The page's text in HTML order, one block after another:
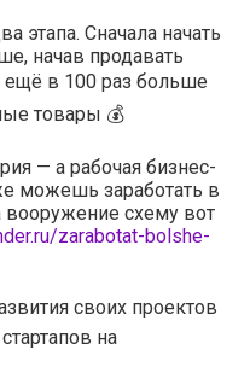
этапа. Сначала начать
начав продавать
ещё в 100 раз больше
товары 💰
— а рабочая бизнес-
можешь заработать в
схему вот
zarabotat-bolshe-
своих проектов
на